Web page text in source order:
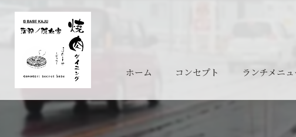
ホーム コンセプト ランチメニ